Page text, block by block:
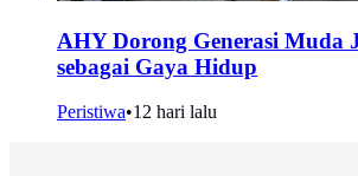
AHY Dorong Generasi Muda
sebagai Gaya Hidup
Peristiwa•12 hari lalu